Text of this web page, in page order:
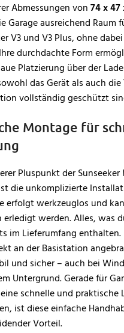
Abmessungen von74 x 47
Garage ausreichend Raum
V3 und V3 Plus, ohne
durchdachte Form
Platzierung über der
das Gerät als auch
vollständig geschützt
Montage für
Pluspunkt der
die unkomplizierte
erfolgt werkzeuglos und
werden. Alles, was
im Lieferumfang enthalten.
an der Basistation
und sicher – auch bei
Untergrund. Gerade für
schnelle und praktische
ist diese einfache
Vorteil.